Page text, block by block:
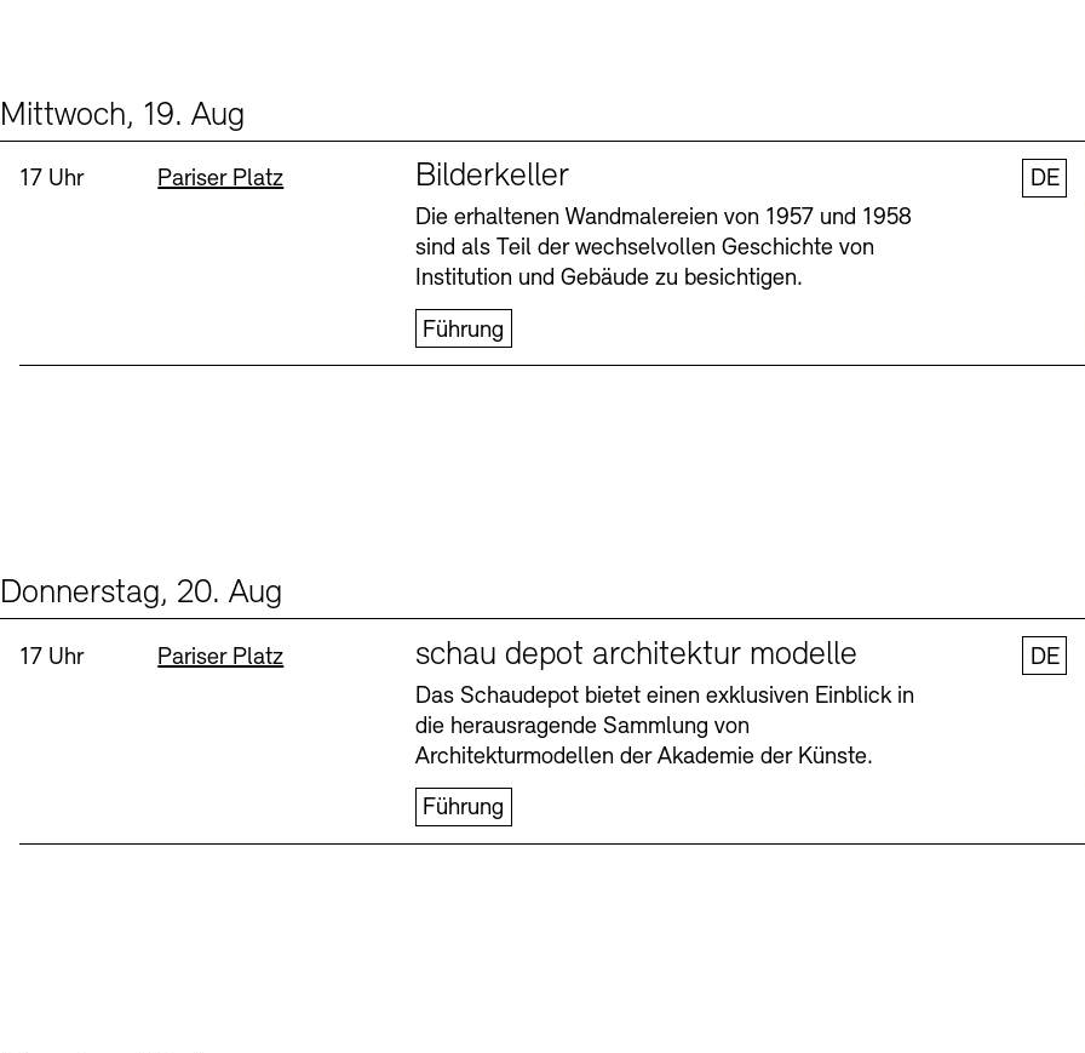
Mittwoch, 19. Aug
Uhrzeit:
17 Uhr Standort
Pariser Platz Bilderkeller
Die erhaltenen Wandmalereien von 1957 und 1958
sind als Teil der wechselvollen Geschichte von
Institution und Gebäude zu besichtigen.
Führung
DE
Donnerstag, 20. Aug
Uhrzeit:
17 Uhr Standort
Pariser Platz schau depot architektur modelle
Das Schaudepot bietet einen exklusiven Einblick in
die herausragende Sammlung von
Architekturmodellen der Akademie der Künste.
Führung
DE